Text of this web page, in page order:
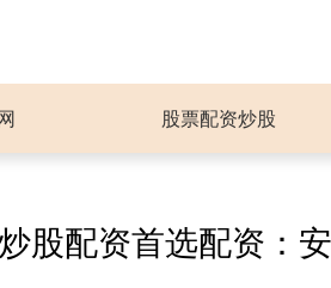
股票配资炒股
股配资首选配资：